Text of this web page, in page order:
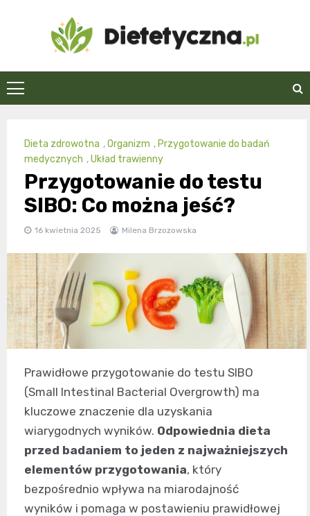
Dietetyczna.pl
Dieta zdrowotna ,Organizm ,Przygotowanie do badań
medycznych ,Układ trawienny
Przygotowanie do testu
SIBO: Co można jeść?
16 kwietnia 2025 Milena Brzozowska
Prawidłowe przygotowanie do testu SIBO
(Small Intestinal Bacterial Overgrowth) ma
kluczowe znaczenie dla uzyskania
wiarygodnych wyników. Odpowiednia dieta
przed badaniem to jeden z najważniejszych
elementów przygotowania, który
bezpośrednio wpływa na miarodajność
wyników i pomaga w postawieniu prawidłowej